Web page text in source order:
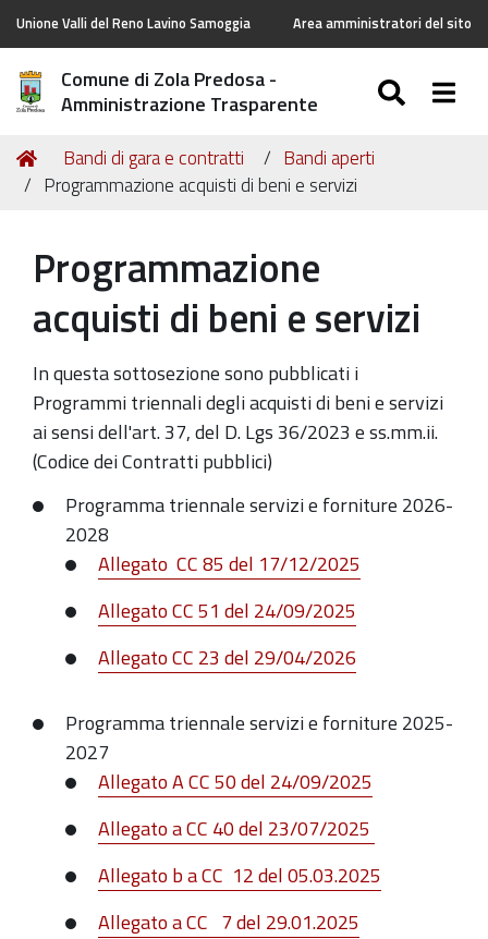
Unione Valli del Reno Lavino Samoggia Area amministratori del sito
Comune di Zola Predosa -
Amministrazione Trasparente
Tu
sei
Home
Bandi di gara e contratti
Bandi aperti
Programmazione acquisti di beni e servizi
Programmazione
acquisti di beni e servizi
In questa sottosezione sono pubblicati i
Programmi triennali degli acquisti di beni e servizi
ai sensi dell'art. 37, del D. Lgs 36/2023 e ss.mm.ii.
(Codice dei Contratti pubblici)
Programma triennale servizi e forniture 2026-
2028
Allegato CC 85 del 17/12/2025
Allegato CC 51 del 24/09/2025
Allegato CC 23 del 29/04/2026
Programma triennale servizi e forniture 2025-
2027
Allegato A CC 50 del 24/09/2025
Allegato a CC 40 del 23/07/2025
Allegato b a CC 12 del 05.03.2025
Allegato a CC 7 del 29.01.2025